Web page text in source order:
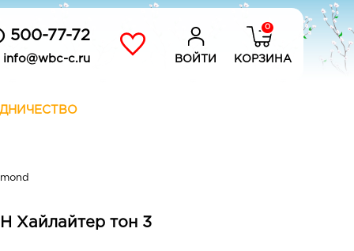
500-77-72
info@wbc-c.ru ВОЙТИ
0
КОРЗИНА
Хайлайтер тон 3